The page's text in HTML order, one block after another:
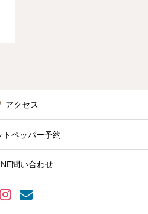
アクセス
トペッパー予約
問い合わせ